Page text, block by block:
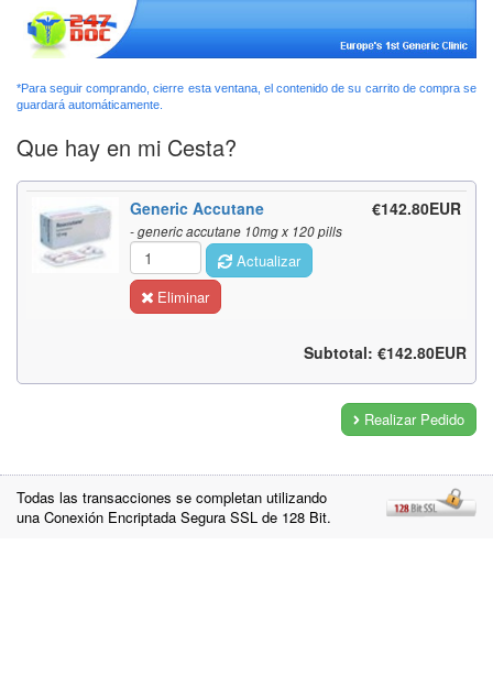
*Para seguir comprando, cierre esta ventana, el contenido de su carrito de compra se
guardará automáticamente.
Que hay en mi Cesta?
Generic Accutane
- generic accutane 10mg x 120 pills
Actualizar
Eliminar
€142.80EUR
Subtotal: €142.80EUR
Realizar Pedido
Todas las transacciones se completan utilizando
una Conexión Encriptada Segura SSL de 128 Bit.